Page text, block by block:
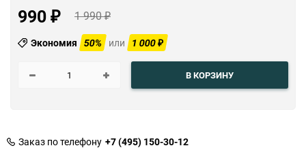
990 ₽ 1 990₽
Экономия 50% или 1 000₽
В КОРЗИНУ
Заказ по телефону +7 (495) 150-30-12